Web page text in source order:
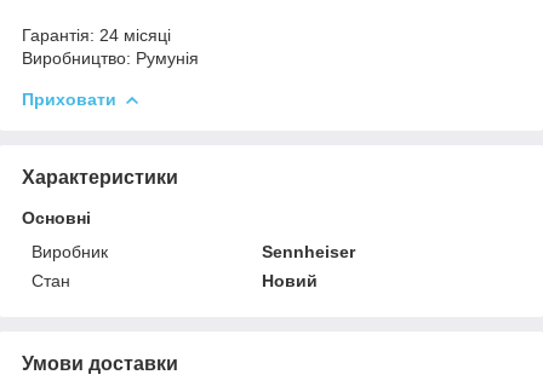
Гарантія: 24 місяці
Виробництво: Румунія
Приховати
Характеристики
Основні
Виробник
Sennheiser
Стан
Новий
Умови доставки